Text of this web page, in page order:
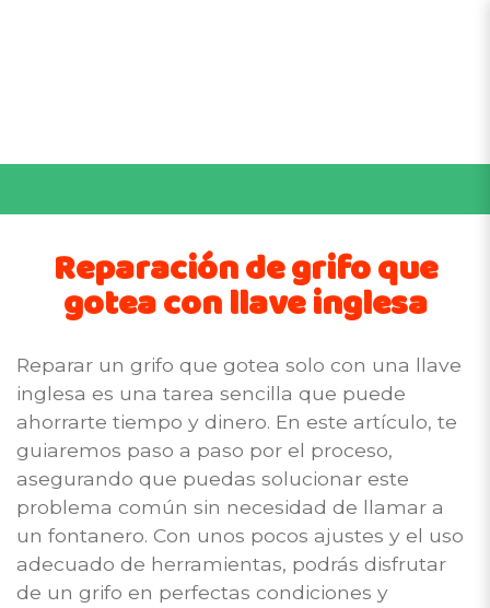
Reparación de grifo que
gotea con llave inglesa
Reparar un grifo que gotea solo con una llave
inglesa es una tarea sencilla que puede
ahorrarte tiempo y dinero. En este artículo, te
guiaremos paso a paso por el proceso,
asegurando que puedas solucionar este
problema común sin necesidad de llamar a
un fontanero. Con unos pocos ajustes y el uso
adecuado de herramientas, podrás disfrutar
de un grifo en perfectas condiciones y